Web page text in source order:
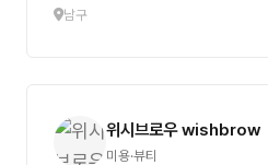
남구
위시브로우 wishbrow
미용·뷰티